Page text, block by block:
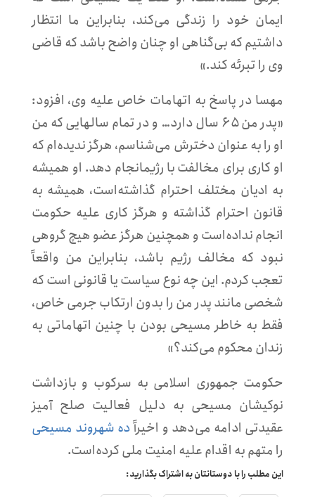
ایمان خود را زندگی می‌کند، بنابراین ما انتظار
داشتیم که بی‌گناهی او چنان واضح باشد که قاضی
وی را تبرئه کند.»
مهسا در پاسخ به اتهامات خاص علیه وی، افزود:
«پدر من ۶۵ سال دارد… و در تمام سالهایی که من
او را به عنوان دخترش می‌شناسم، هرگز ندیده‌ام که
او کاری برای مخالفت با رژیمانجام دهد. او همیشه
به ادیان مختلف احترام گذاشته‌است، همیشه به
قانون احترام گذاشته و هرگز کاری علیه حکومت
انجام نداده‌است و همچنین هرگز عضو هیچ گروهی
نبود که مخالف رژیم باشد، بنابراین من واقعاً
تعجب کردم. این چه نوع سیاست یا قانونی است که
شخصی مانند پدر من را بدون ارتکاب جرمی خاص،
فقط به خاطر مسیحی بودن با چنین اتهاماتی به
زندان محکوم می‌کند؟»
حکومت جمهوری اسلامی به سرکوب و بازداشت
نوکیشان مسیحی به دلیل فعالیت صلح آمیز
عقیدتی ادامه می‌دهد و اخیراًده شهروند مسیحی
را متهم به اقدام علیه امنیت ملی کرده‌است.
این مطلب را با دوستانتان به اشتراک بگذارید: